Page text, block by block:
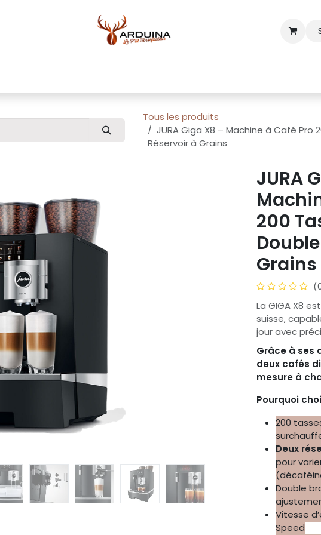
Tous les produits
JURA Giga X8 – Machine à Café Pro
Réservoir à Grains
JURA
200
Grains
La GIGA X8
suisse,
jour avec
Grâce à ses
deux cafés
mesure à
Pourquoi
200
Deux
pour
Double
Vitesse
Speed